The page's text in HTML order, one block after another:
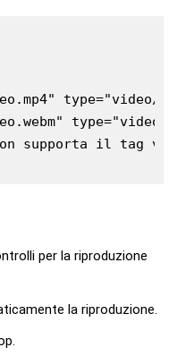
type="video/
type="video/
supporta il tag
per la riproduzione
la riproduzione.